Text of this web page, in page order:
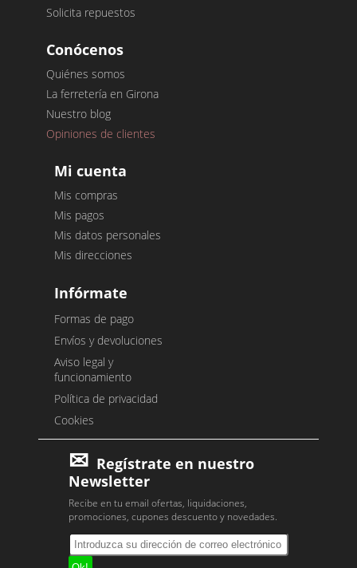
Solicita repuestos
Conócenos
Quiénes somos
La ferretería en Girona
Nuestro blog
Opiniones de clientes
Mi cuenta
Mis compras
Mis pagos
Mis datos personales
Mis direcciones
Infórmate
Formas de pago
Envíos y devoluciones
Aviso legal y
funcionamiento
Política de privacidad
Cookies
Regístrate en nuestro
Newsletter
Recibe en tu email ofertas, liquidaciones,
promociones, cupones descuento y novedades.